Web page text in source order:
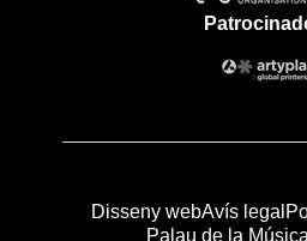
Disseny webAvís legal
Palau de la